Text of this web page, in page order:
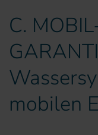
C.
mobilen